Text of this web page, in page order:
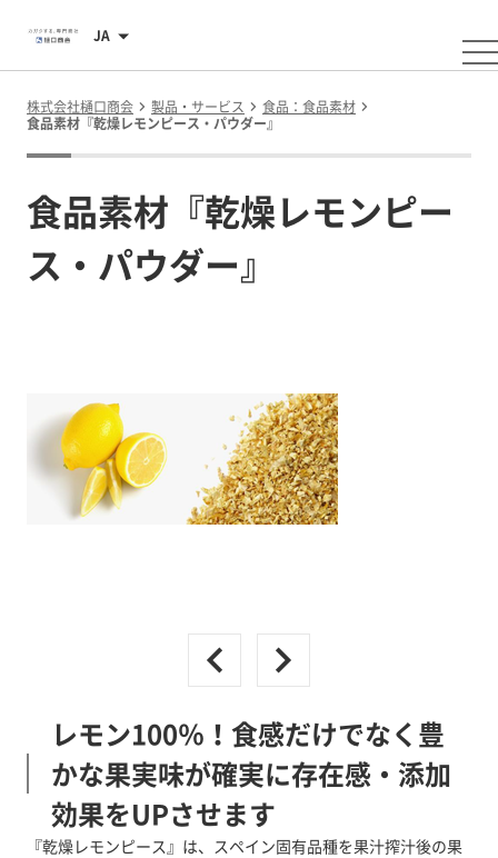
JA
株式会社樋口商会 製品・サービス
食品：食品素材
食品素材『乾燥レモンピース・パウダー』
食品素材『乾燥レモンピー
ス・パウダー』
レモン100％！食感だけでなく豊
かな果実味が確実に存在感・添加
効果をUPさせます
『乾燥レモンピース』は、スペイン固有品種を果汁搾汁後の果